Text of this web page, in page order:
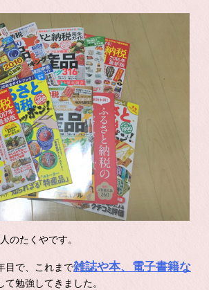
のたくやです。
目で、これまで雑誌や本、電子書籍な
て勉強してきました。